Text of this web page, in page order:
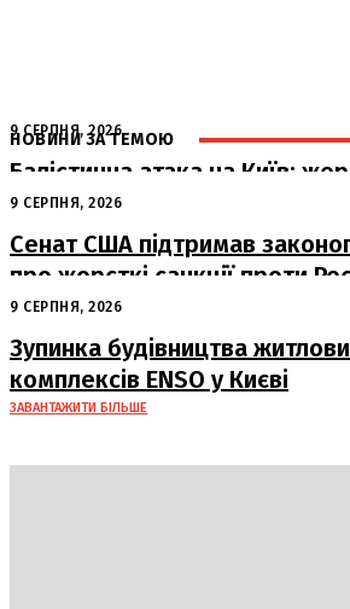
НОВИНИ ЗА ТЕМОЮ
9 СЕРПНЯ, 2026
Балістична атака на Київ:
руйнування
9 СЕРПНЯ, 2026
Сенат США підтримав
про жорсткі санкції проти
Ірану
9 СЕРПНЯ, 2026
Зупинка будівництва
комплексів ENSO у Києві
ЗАВАНТАЖИТИ БІЛЬШЕ